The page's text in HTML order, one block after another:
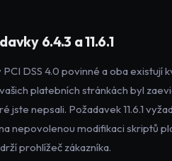
6.4.3 a 11.6.1
DSS 4.0 povinné a oba existují
platebních stránkách byl
nepsali. Požadavek 11.6.1
nepovolenou modifikaci skriptů
prohlížeč zákazníka.